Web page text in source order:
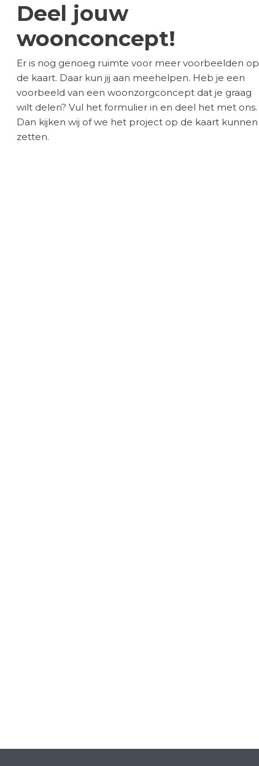
Deel jouw
woonconcept!
Er is nog genoeg ruimte voor meer voorbeelden op
de kaart. Daar kun jij aan meehelpen. Heb je een
voorbeeld van een woonzorgconcept dat je graag
wilt delen? Vul het formulier in en deel het met ons.
Dan kijken wij of we het project op de kaart kunnen
zetten.